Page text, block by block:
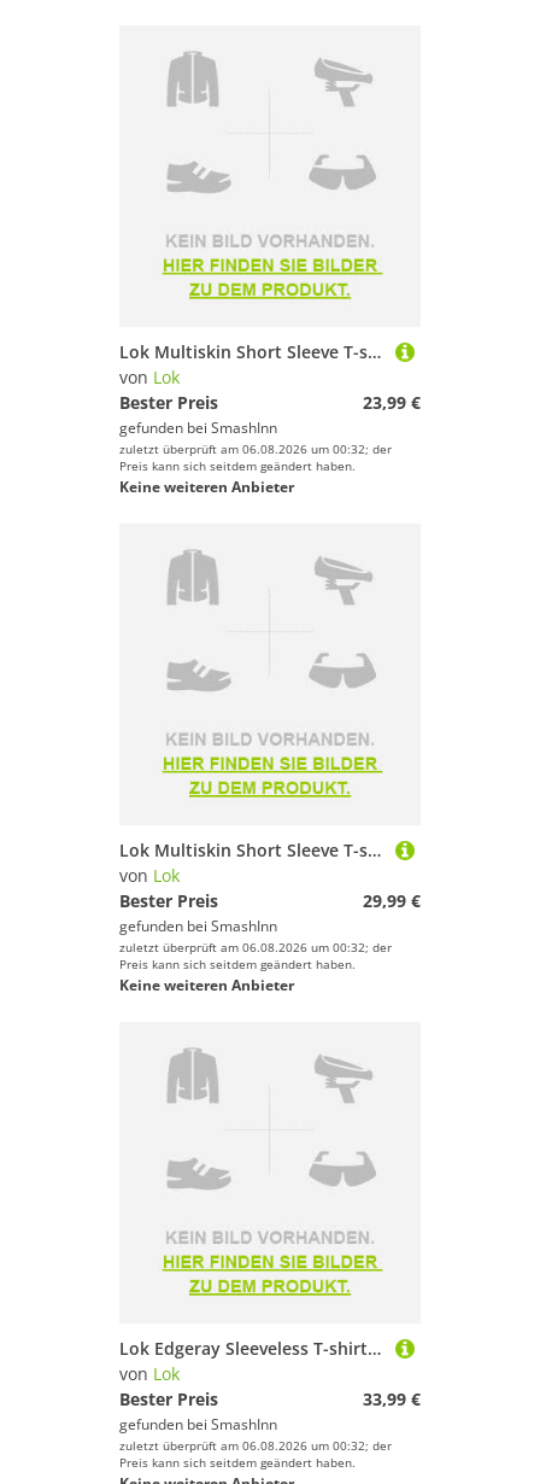
Lok Multiskin Short Sleeve T-shirt Schwarz,Grau XL Mann
von Lok
Bester Preis
23,99 €
gefunden bei SmashInn
zuletzt überprüft am 06.08.2026 um 00:32; der
Preis kann sich seitdem geändert haben.
Keine weiteren Anbieter
Lok Multiskin Short Sleeve T-shirt Schwarz,Grau 2XL Mann
von Lok
Bester Preis
29,99 €
gefunden bei SmashInn
zuletzt überprüft am 06.08.2026 um 00:32; der
Preis kann sich seitdem geändert haben.
Keine weiteren Anbieter
Lok Edgeray Sleeveless T-shirt Grau L Frau
von Lok
Bester Preis
33,99 €
gefunden bei SmashInn
zuletzt überprüft am 06.08.2026 um 00:32; der
Preis kann sich seitdem geändert haben.